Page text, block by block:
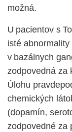
možná.
U pacientov s
isté
v bazálnych
zodpovedná za
Úlohu
chemických
(dopamín,
zodpovedné za